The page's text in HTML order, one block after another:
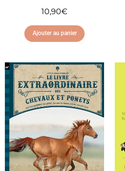
10,90€
Ajouter au panier
Ajouter à ma liste
d'envies